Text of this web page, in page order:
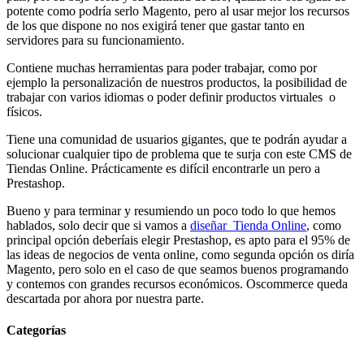
potente como podría serlo Magento, pero al usar mejor los recursos
de los que dispone no nos exigirá tener que gastar tanto en
servidores para su funcionamiento.
Contiene muchas herramientas para poder trabajar, como por
ejemplo la personalización de nuestros productos, la posibilidad de
trabajar con varios idiomas o poder definir productos virtuales o
físicos.
Tiene una comunidad de usuarios gigantes, que te podrán ayudar a
solucionar cualquier tipo de problema que te surja con este CMS de
Tiendas Online. Prácticamente es difícil encontrarle un pero a
Prestashop.
Bueno y para terminar y resumiendo un poco todo lo que hemos
hablados, solo decir que si vamos a diseñar Tienda Online, como
principal opción deberíais elegir Prestashop, es apto para el 95% de
las ideas de negocios de venta online, como segunda opción os diría
Magento, pero solo en el caso de que seamos buenos programando
y contemos con grandes recursos económicos. Oscommerce queda
descartada por ahora por nuestra parte.
Categorías